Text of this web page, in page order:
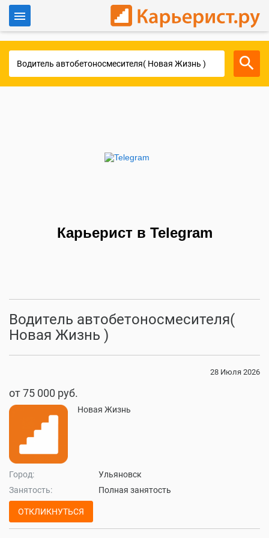
Для работодателей
Карьерист в Telegram
Водитель автобетоносмесителя(
Новая Жизнь )
28 Июля 2026
от 75 000 руб.
Новая Жизнь
Город:
Ульяновск
Занятость:
Полная занятость
ОТКЛИКНУТЬСЯ